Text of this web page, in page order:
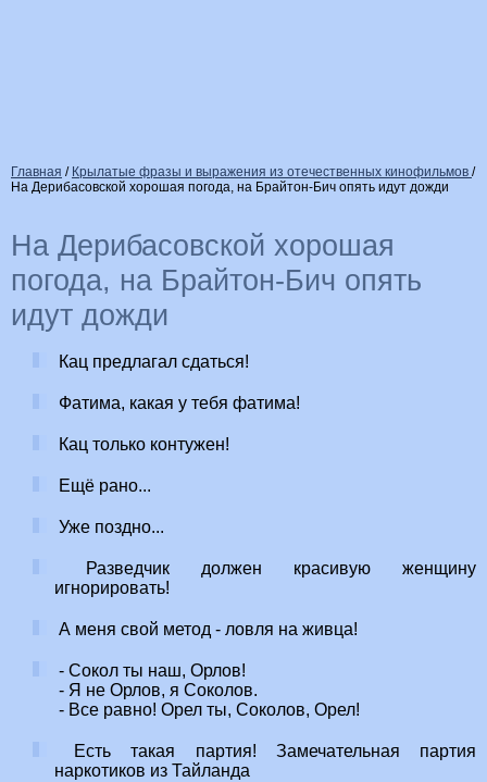
Главная / Крылатые фразы и выражения из отечественных кинофильмов /
На Дерибасовской хорошая погода, на Брайтон-Бич опять идут дожди
На Дерибасовской хорошая
погода, на Брайтон-Бич опять
идут дожди
Кац предлагал сдаться!
Фатима, какая у тебя фатима!
Кац только контужен!
Ещё рано...
Уже поздно...
Разведчик должен красивую женщину
игнорировать!
А меня свой метод - ловля на живца!
- Сокол ты наш, Орлов!
- Я не Орлов, я Соколов.
- Все равно! Орел ты, Соколов, Орел!
Есть такая партия! Замечательная партия
наркотиков из Тайланда